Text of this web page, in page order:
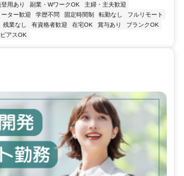
用あり 副業・WワークOK
主婦・主夫歓迎
ーター歓迎 学歴不問 固定時間制 転勤なし
フルリモート
残業なし 有資格者歓迎 在宅OK 賞与あり
ブランクOK
ピアスOK